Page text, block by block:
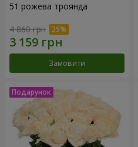
51 рожева троянда
4 860 грн
Замовити